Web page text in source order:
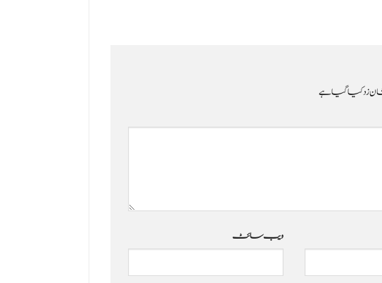
زد کیا گیا ہے
ویب‌ سائٹ